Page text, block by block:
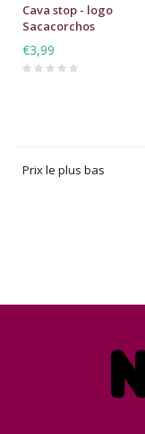
Cava stop - logo
Sacacorchos
€3,99
Prix le plus bas